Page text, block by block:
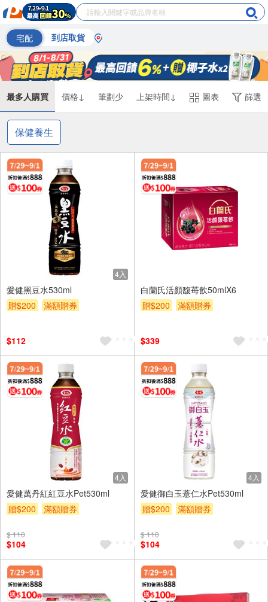
宅配 到店取貨
最多人購買 價格↓ 筆劃少 上架時間↓ 圖表 篩選
保健養生
4入
愛健黑豆水530ml
贈$200
滿額贈券
$112
白蘭氏活顏馥苺飲50mlX6
贈$200
滿額贈券
$339
4入
愛健萬丹紅紅豆水Pet530ml
贈$200
滿額贈券
$ 110
$104
4入
愛健御白玉薏仁水Pet530ml
贈$200
滿額贈券
$ 110
$104